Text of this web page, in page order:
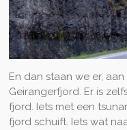
En dan staan we er,
Geirangerfjord. Er is
fjord. Iets met een
fjord schuift. Iets wat